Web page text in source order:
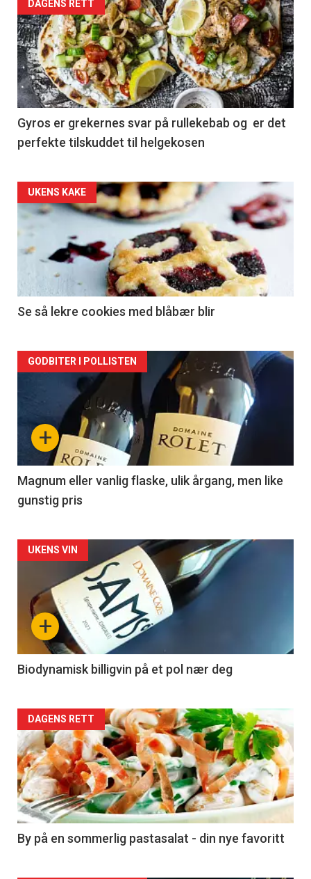
DAGENS RETT
Gyros er grekernes svar på rullekebab og er det
perfekte tilskuddet til helgekosen
Forsiden
akkurat
nå
2
UKENS KAKE
Se så lekre cookies med blåbær blir
Forsiden
akkurat
nå
3
+
GODBITER I POLLISTEN
Magnum eller vanlig flaske, ulik årgang, men like
gunstig pris
Forsiden
akkurat
nå
4
+
UKENS VIN
Biodynamisk billigvin på et pol nær deg
Forsiden
akkurat
nå
-
5
DAGENS RETT
By på en sommerlig pastasalat - din nye favoritt